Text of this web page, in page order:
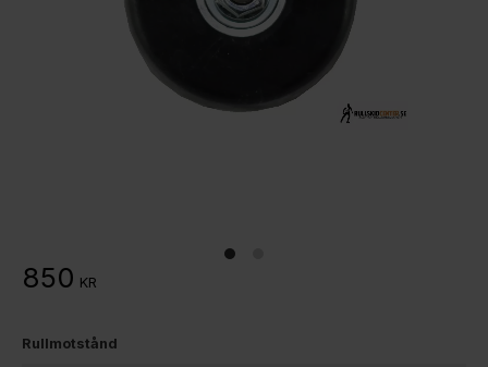
850 KR
Rullmotstånd